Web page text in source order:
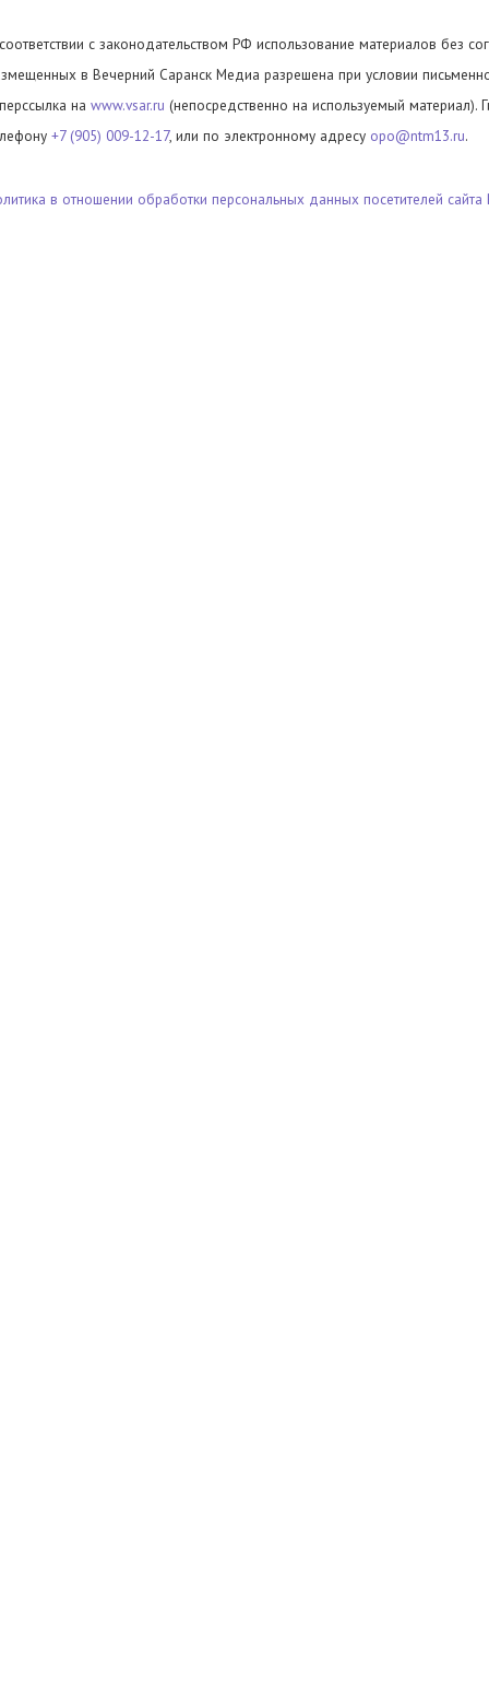
с законодательством РФ использование материалов без
в Вечерний Саранск Медиа разрешена при условии
на www.vsar.ru (непосредственно на используемый материал).
+7 (905) 009-12-17, или по электронному адресу opo@ntm13.ru.
в отношении обработки персональных данных посетителей